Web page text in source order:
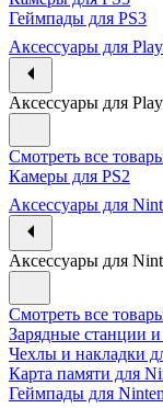
Геймпады для PS3
Аксессуары для
Аксессуары для
Смотреть все
Камеры для PS2
Аксессуары для
Аксессуары для
Смотреть все
Зарядные станции
Чехлы и накладки
Карта памяти для
Геймпады для